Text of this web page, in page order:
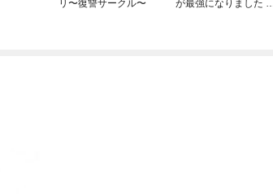
リ〜復讐サークル〜
が最強になりました ～